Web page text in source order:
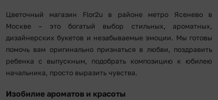
Цветочный магазин Flor2u в районе метро Ясенево в
Москве – это богатый выбор стильных, ароматных,
дизайнерских букетов и незабываемые эмоции. Мы готовы
помочь вам оригинально признаться в любви, поздравить
ребенка с выпускным, подобрать композицию к юбилею
начальника, просто выразить чувства.
Изобилие ароматов и красоты